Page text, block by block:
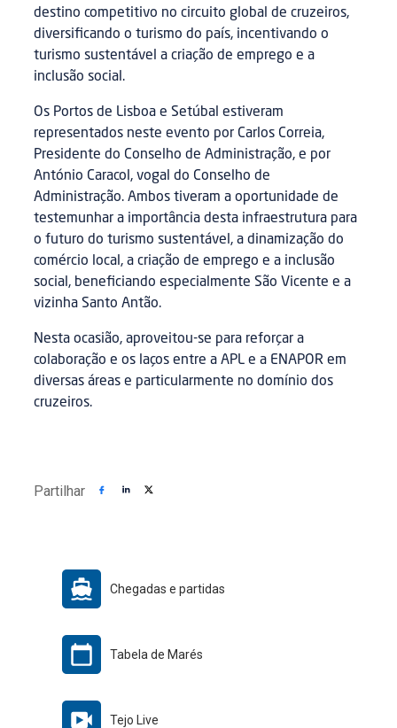
destino competitivo no circuito global de cruzeiros,
diversificando o turismo do país, incentivando o
turismo sustentável a criação de emprego e a
inclusão social.
Os Portos de Lisboa e Setúbal estiveram
representados neste evento por Carlos Correia,
Presidente do Conselho de Administração, e por
António Caracol, vogal do Conselho de
Administração. Ambos tiveram a oportunidade de
testemunhar a importância desta infraestrutura para
o futuro do turismo sustentável, a dinamização do
comércio local, a criação de emprego e a inclusão
social, beneficiando especialmente São Vicente e a
vizinha Santo Antão.
Nesta ocasião, aproveitou-se para reforçar a
colaboração e os laços entre a APL e a ENAPOR em
diversas áreas e particularmente no domínio dos
cruzeiros.
Partilhar
Chegadas e partidas
Tabela de Marés
Tejo Live